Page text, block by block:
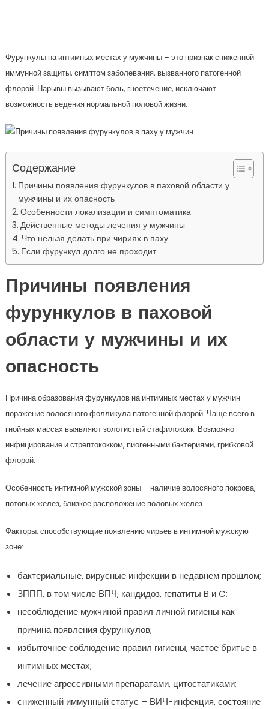
Фурункулы на интимных местах у мужчины – это признак сниженной
иммунной защиты, симптом заболевания, вызванного патогенной
флорой. Нарывы вызывают боль, гноетечение, исключают
возможность ведения нормальной половой жизни.
Содержание
Причины появления фурункулов в паховой области у
мужчины и их опасность
Особенности локализации и симптоматика
Действенные методы лечения у мужчины
Что нельзя делать при чириях в паху
Если фурункул долго не проходит
Причины появления
фурункулов в паховой
области у мужчины и их
опасность
Причина образования фурункулов на интимных местах у мужчин –
поражение волосяного фолликула патогенной флорой. Чаще всего в
гнойных массах выявляют золотистый стафилококк. Возможно
инфицирование и стрептококком, пиогенными бактериями, грибковой
флорой.
Особенность интимной мужской зоны – наличие волосяного покрова,
потовых желез, близкое расположение половых желез.
Факторы, способствующие появлению чирьев в интимной мужскую
зоне:
бактериальные, вирусные инфекции в недавнем прошлом;
ЗППП, в том числе ВПЧ, кандидоз, гепатиты B и C;
несоблюдение мужчиной правил личной гигиены как
причина появления фурункулов;
избыточное соблюдение правил гигиены, частое бритье в
интимных местах;
лечение агрессивными препаратами, цитостатиками;
сниженный иммунный статус – ВИЧ-инфекция, состояние